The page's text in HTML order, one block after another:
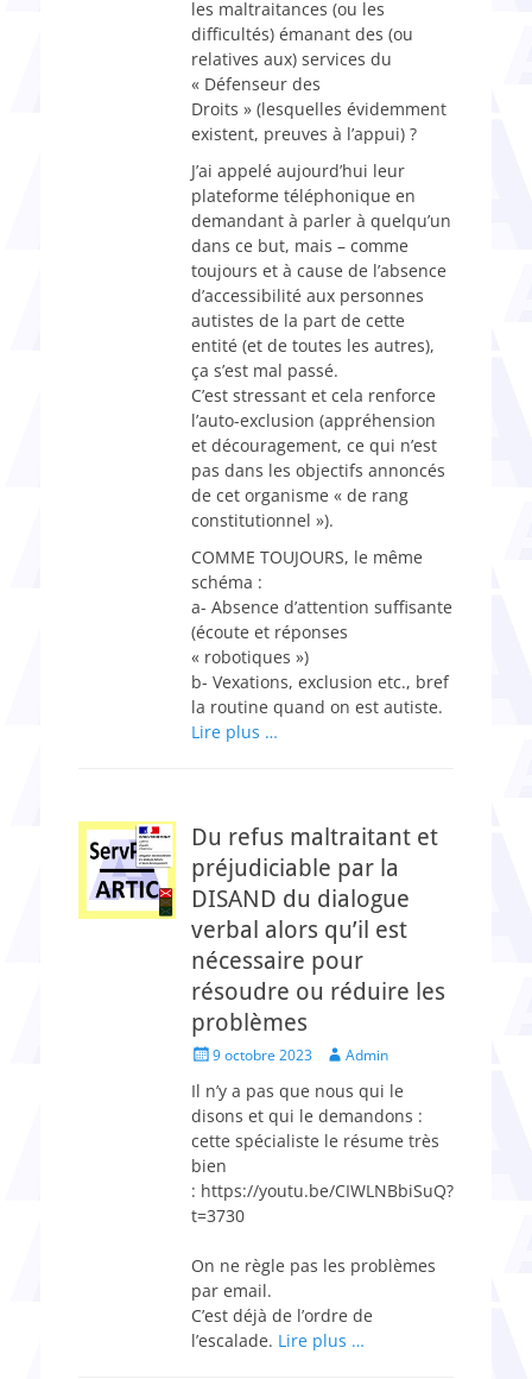
les maltraitances (ou les
difficultés) émanant des (ou
relatives aux) services du
« Défenseur des
Droits » (lesquelles évidemment
existent, preuves à l’appui) ?
J’ai appelé aujourd’hui leur
plateforme téléphonique en
demandant à parler à quelqu’un
dans ce but, mais – comme
toujours et à cause de l’absence
d’accessibilité aux personnes
autistes de la part de cette
entité (et de toutes les autres),
ça s’est mal passé.
C’est stressant et cela renforce
l’auto-exclusion (appréhension
et découragement, ce qui n’est
pas dans les objectifs annoncés
de cet organisme « de rang
constitutionnel »).
COMME TOUJOURS, le même
schéma :
a- Absence d’attention suffisante
(écoute et réponses
« robotiques »)
b- Vexations, exclusion etc., bref
la routine quand on est autiste.
Lire plus …
Du refus maltraitant et
préjudiciable par la
DISAND du dialogue
verbal alors qu’il est
nécessaire pour
résoudre ou réduire les
problèmes
Posted9 octobre 2023 Author
Admin
Il n’y a pas que nous qui le
disons et qui le demandons :
cette spécialiste le résume très
bien
: https://youtu.be/CIWLNBbiSuQ?
t=3730
On ne règle pas les problèmes
par email.
C’est déjà de l’ordre de
l’escalade. Lire plus …